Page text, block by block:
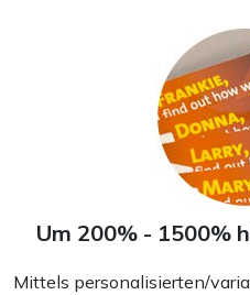
Plakate und
Um 200% - 1500%
Mittels personalisierten/